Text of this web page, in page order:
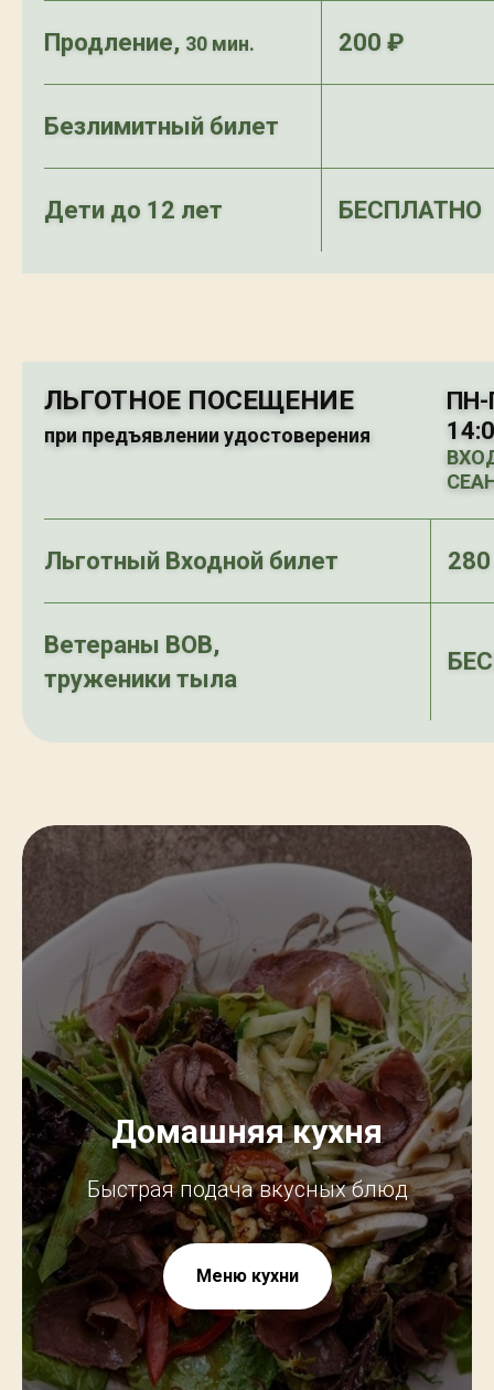
Продление, 30 мин. 200 ₽
Безлимитный билет
Дети до 12 лет БЕСПЛАТНО
ЛЬГОТНОЕ ПОСЕЩЕНИЕ
при предъявлении удостоверения
ПН-
Льготный Входной билет
Ветераны ВОВ,
труженики тыла
Домашняя кухня
Быстрая подача вкусных блюд
Меню кухни